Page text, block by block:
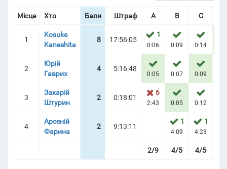
| ТУРНІРНА ТАБЛИЦЯ
Місце Хто Бали Штраф A B C
1
Kosuke
Kaneshita
8 17:56:05
1
0:06 0:09 0:14
2
Юрій
Гаврих
4 5:16:48
0:05 0:07 0:09
3
Захарій
Штурин
2 0:18:01
6
2:43 0:05 0:12
4
Арсеній
Фарина
2 9:13:11
1
4:09
1
4:23
2/9 4/5 4/5